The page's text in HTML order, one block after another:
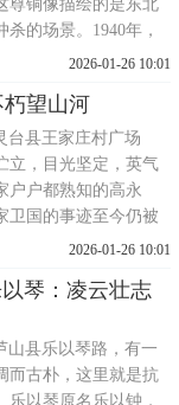
尊铜像描绘的是东北
的场景。1940年，
治纲在与日军激战中
英雄园拍摄的冯治纲
摄)有一位抗联将军
2026-01-26 10:01
望山河
台县王家庄村广场
立，目光坚定，英气
户户都熟知的高永
卫国的事迹至今仍被
月6日在甘肃省平凉
慧琳 摄高永祥原名高
2026-01-26 10:01
琴：凌云壮志
山县乐以琴路，有一
而古朴，这里就是抗
乐以琴原名乐以钟，